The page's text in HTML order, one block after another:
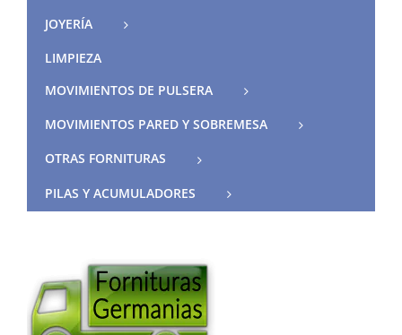
JOYERÍA
LIMPIEZA
MOVIMIENTOS DE PULSERA
MOVIMIENTOS PARED Y SOBREMESA
OTRAS FORNITURAS
PILAS Y ACUMULADORES